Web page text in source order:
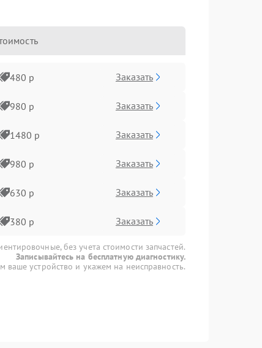
480 р Заказать
980 р Заказать
1480 р Заказать
980 р Заказать
630 р Заказать
380 р Заказать
без учета стоимости запчастей.
Записывайтесь на бесплатную диагностику.
ваше устройство и укажем на неисправность.